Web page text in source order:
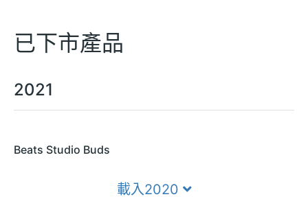
已下市產品
2021
Beats Studio Buds
載入2020